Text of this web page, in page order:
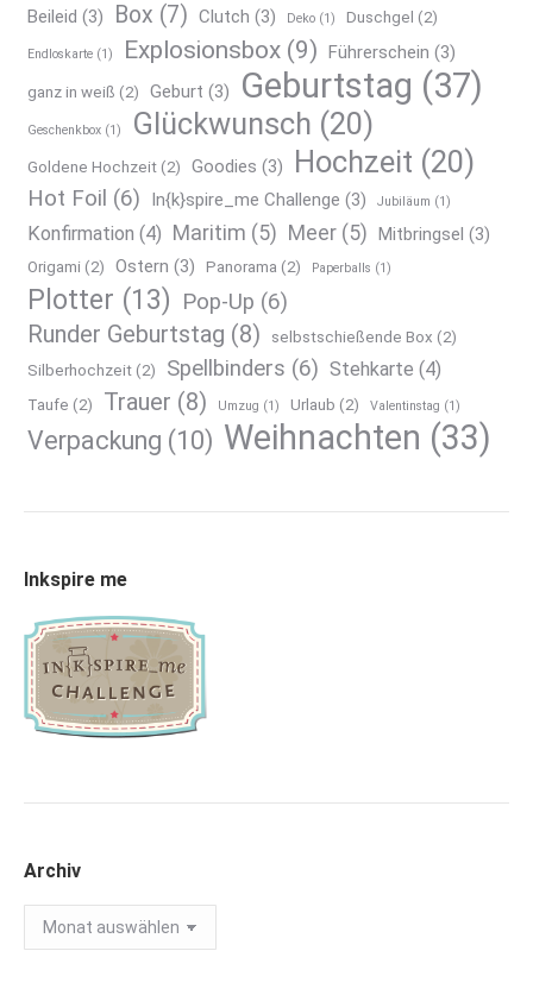
Beileid (3) Box (7) Clutch (3) Deko (1) Duschgel (2)
Endloskarte (1) Explosionsbox (9) Führerschein (3)
ganz in weiß (2) Geburt (3) Geburtstag (37)
Geschenkbox (1) Glückwunsch (20)
Goldene Hochzeit (2) Goodies (3) Hochzeit (20)
Hot Foil (6) In{k}spire_me Challenge (3) Jubiläum (1)
Konfirmation (4) Maritim (5) Meer (5) Mitbringsel (3)
Origami (2) Ostern (3) Panorama (2) Paperballs (1)
Plotter (13) Pop-Up (6)
Runder Geburtstag (8) selbstschießende Box (2)
Silberhochzeit (2) Spellbinders (6) Stehkarte (4)
Taufe (2) Trauer (8) Umzug (1) Urlaub (2) Valentinstag (1)
Verpackung (10) Weihnachten (33)
Inkspire me
Archiv
Archiv